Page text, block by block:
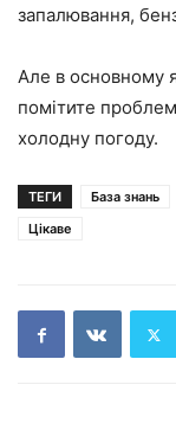
запалювання,
Але в основному
помітите
холодну погоду.
ТЕГИ База знань
Цікаве